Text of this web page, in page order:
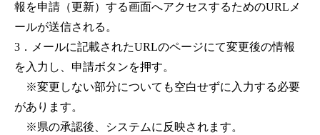
報を申請（更新）する画面へアクセスするためのURLメ
ールが送信される。
3．メールに記載されたURLのページにて変更後の情報
を入力し、申請ボタンを押す。
※変更しない部分についても空白せずに入力する必要
があります。
※県の承認後、システムに反映されます。